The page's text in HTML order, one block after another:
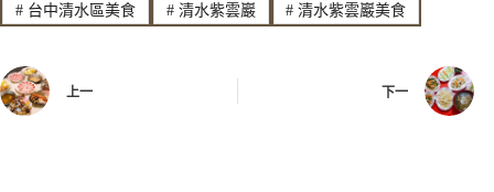
b L
#台中清水區美食 #清水紫雲巖 # 清水紫雲巖美食
上一 下一